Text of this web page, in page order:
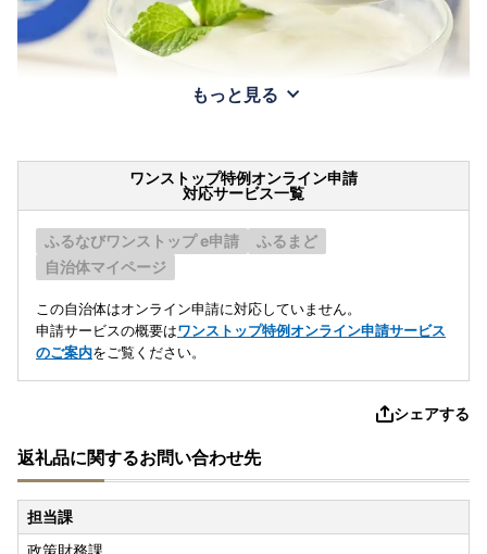
もっと見る
ワンストップ特例オンライン申請
対応サービス一覧
ふるなびワンストップ e申請
ふるまど
自治体マイページ
この自治体はオンライン申請に対応していません。
申請サービスの概要はワンストップ特例オンライン申請サービス
のご案内をご覧ください。
シェアする
返礼品に関するお問い合わせ先
担当課